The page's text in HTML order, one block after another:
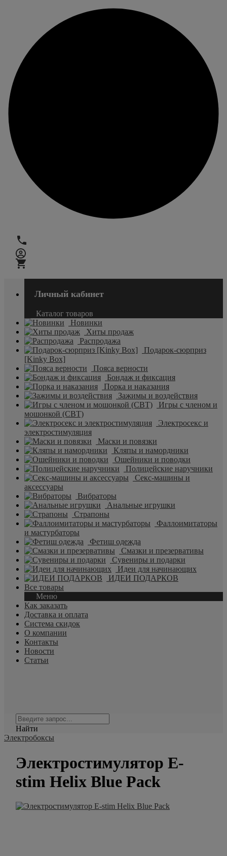
Личный кабинет
Каталог товаров
Новинки
Хиты продаж
Распродажа
Подарок-сюрприз
[Kinky Box]
Пояса верности
Бондаж и фиксация
Порка и наказания
Зажимы и воздействия
Игры с членом и
мошонкой (CBT)
Электросекс и
электростимуляция
Маски и повязки
Кляпы и намордники
Ошейники и поводки
Полицейские наручники
Секс-машины и
аксессуары
Вибраторы
Анальные игрушки
Страпоны
Фаллоимитаторы
и мастурбаторы
Фетиш одежда
Смазки и презервативы
Сувениры и подарки
Идеи для начинающих
ИДЕИ ПОДАРКОВ
Все товары
Меню
Как заказать
Доставка и оплата
Система скидок
О компании
Контакты
Новости
Статьи
Найти
Электробоксы
Электростимулятор E-
stim Helix Blue Pack